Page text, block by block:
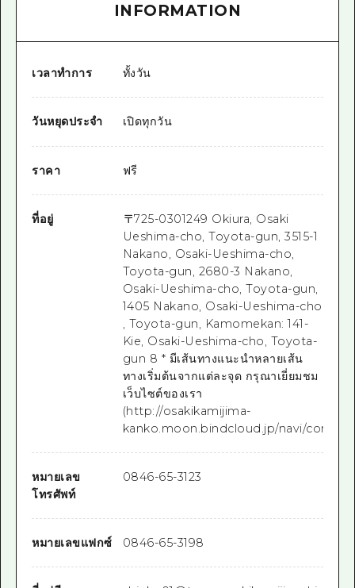
INFORMATION
เวลาทำการ ทั้งวัน
วันหยุดประจำ เปิดทุกวัน
ราคา ฟรี
ที่อยู่ 〒725-0301249 Okiura, Osaki
Ueshima-cho, Toyota-gun, 3515-1
Nakano, Osaki-Ueshima-cho,
Toyota-gun, 2680-3 Nakano,
Osaki-Ueshima-cho, Toyota-gun,
1405 Nakano, Osaki-Ueshima-cho
, Toyota-gun, Kamomekan: 141-
Kie, Osaki-Ueshima-cho, Toyota-
gun 8 * มีเส้นทางแนะนำหลายเส้น
ทางเริ่มต้นจากแต่ละจุด กรุณาเยี่ยมชม
เว็บไซต์ของเรา
(http://osakikamijima-
kanko.moon.bindcloud.jp/navi/
หมายเลข
โทรศัพท์
0846-65-3123
หมายเลขแฟกซ์ 0846-65-3198